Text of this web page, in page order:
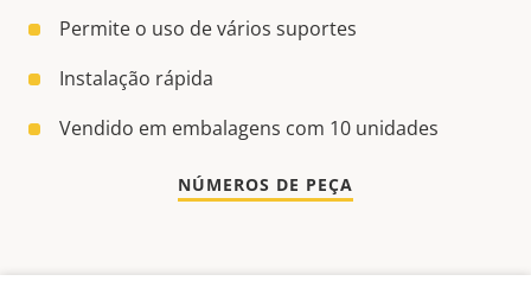
Permite o uso de vários suportes
Instalação rápida
Vendido em embalagens com 10 unidades
NÚMEROS DE PEÇA